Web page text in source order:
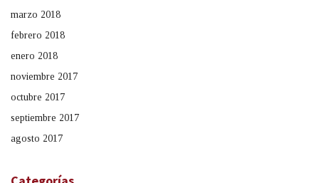
marzo 2018
febrero 2018
enero 2018
noviembre 2017
octubre 2017
septiembre 2017
agosto 2017